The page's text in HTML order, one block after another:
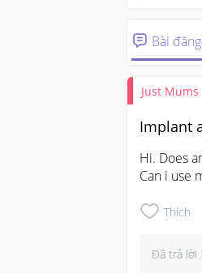
Bài đăng
Just Mums
Implant
Hi. Does
Can i use
Thích
Đã trả lời